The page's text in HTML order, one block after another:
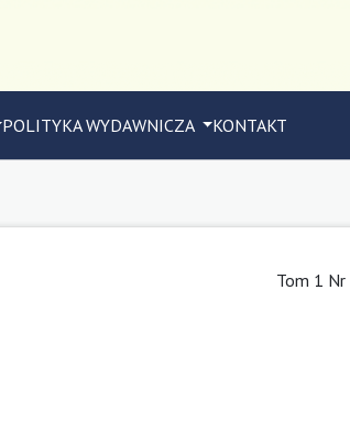
POLITYKA WYDAWNICZA KONTAKT
Tom 1